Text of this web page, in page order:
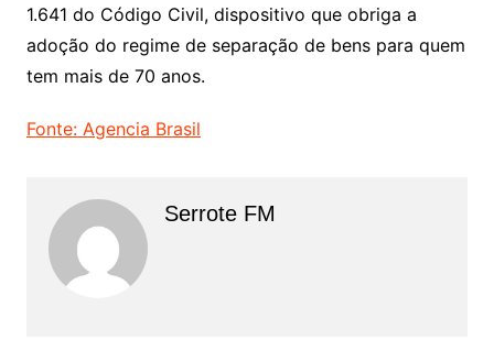
1.641 do Código Civil, dispositivo que obriga a
adoção do regime de separação de bens para quem
tem mais de 70 anos.
Fonte: Agencia Brasil
Serrote FM